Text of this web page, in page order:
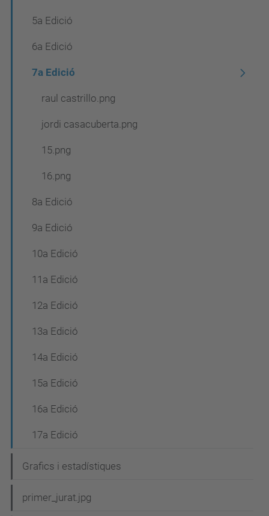
5a Edició
6a Edició
7a Edició
raul castrillo.png
jordi casacuberta.png
15.png
16.png
8a Edició
9a Edició
10a Edició
11a Edició
12a Edició
13a Edició
14a Edició
15a Edició
16a Edició
17a Edició
Grafics i estadístiques
primer_jurat.jpg